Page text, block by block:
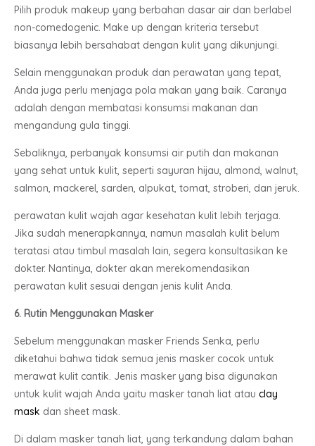
Pilih produk makeup yang berbahan dasar air dan berlabel
non-comedogenic. Make up dengan kriteria tersebut
biasanya lebih bersahabat dengan kulit yang dikunjungi.
Selain menggunakan produk dan perawatan yang tepat,
Anda juga perlu menjaga pola makan yang baik. Caranya
adalah dengan membatasi konsumsi makanan dan
mengandung gula tinggi.
Sebaliknya, perbanyak konsumsi air putih dan makanan
yang sehat untuk kulit, seperti sayuran hijau, almond, walnut,
salmon, mackerel, sarden, alpukat, tomat, stroberi, dan jeruk.
perawatan kulit wajah agar kesehatan kulit lebih terjaga.
Jika sudah menerapkannya, namun masalah kulit belum
teratasi atau timbul masalah lain, segera konsultasikan ke
dokter. Nantinya, dokter akan merekomendasikan
perawatan kulit sesuai dengan jenis kulit Anda.
6. Rutin Menggunakan Masker
Sebelum menggunakan masker Friends Senka, perlu
diketahui bahwa tidak semua jenis masker cocok untuk
merawat kulit cantik. Jenis masker yang bisa digunakan
untuk kulit wajah Anda yaitu masker tanah liat atau clay
mask dan sheet mask.
Di dalam masker tanah liat, yang terkandung dalam bahan